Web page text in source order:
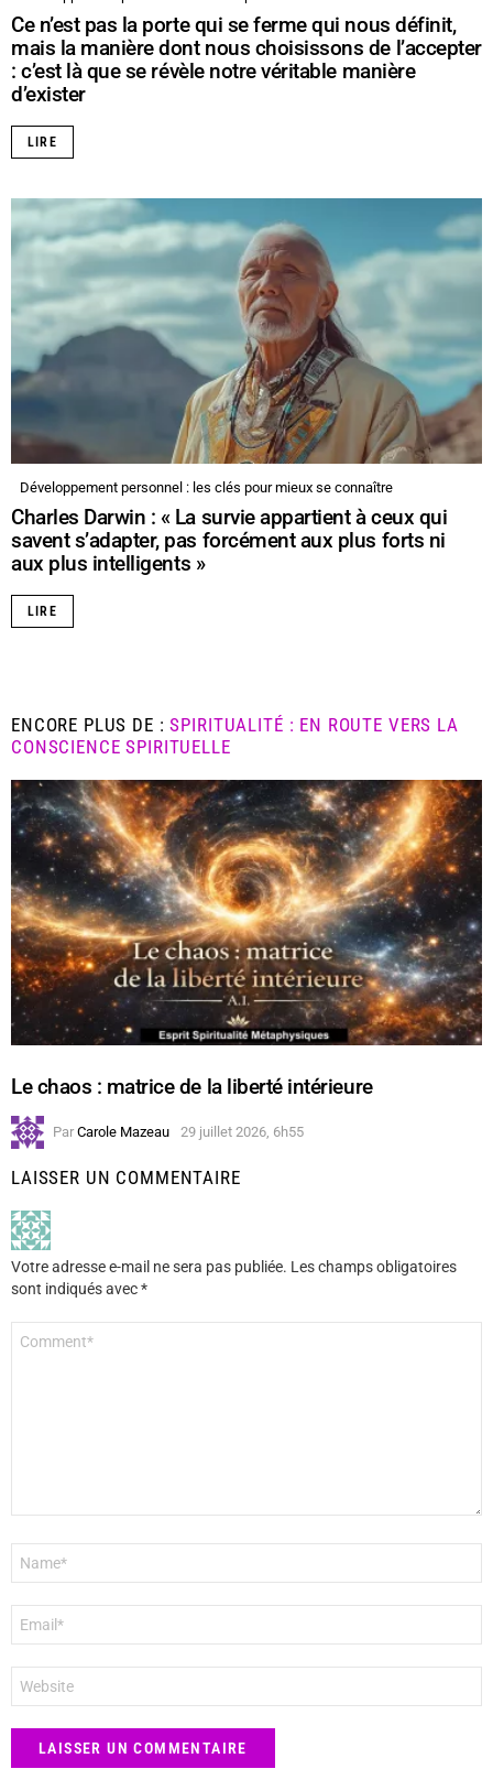
Ce n’est pas la porte qui se ferme qui nous définit,
mais la manière dont nous choisissons de l’accepter
: c’est là que se révèle notre véritable manière
d’exister
LIRE
Développement personnel : les clés pour mieux se connaître
Charles Darwin : « La survie appartient à ceux qui
savent s’adapter, pas forcément aux plus forts ni
aux plus intelligents »
LIRE
ENCORE PLUS DE :SPIRITUALITÉ : EN ROUTE VERS LA
CONSCIENCE SPIRITUELLE
Le chaos : matrice de la liberté intérieure
Par Carole Mazeau 29 juillet 2026, 6h55
LAISSER UN COMMENTAIRE
Votre adresse e-mail ne sera pas publiée. Les champs obligatoires
sont indiqués avec*
mail
*
web